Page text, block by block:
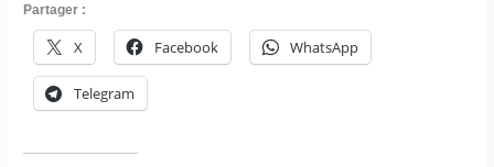
Partager :
X Facebook WhatsApp
Telegram